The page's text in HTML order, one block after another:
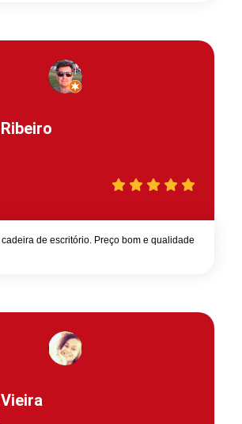
de escritório. Preço bom e qualidade